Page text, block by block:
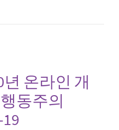
년 온라인 개
동주의